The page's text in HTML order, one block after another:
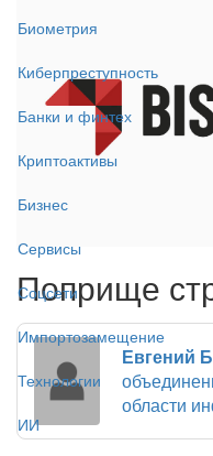
Биометрия
Киберпреступность
Банки и финтех
Криптоактивы
Бизнес
Сервисы
Соцсети
Импортозамещение
Технологии
ИИ
Поприще
Евгений
области